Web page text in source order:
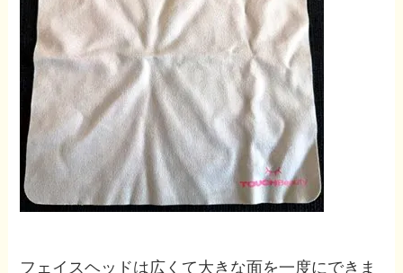
フェイスヘッドは広くて大きな面を一度にできま